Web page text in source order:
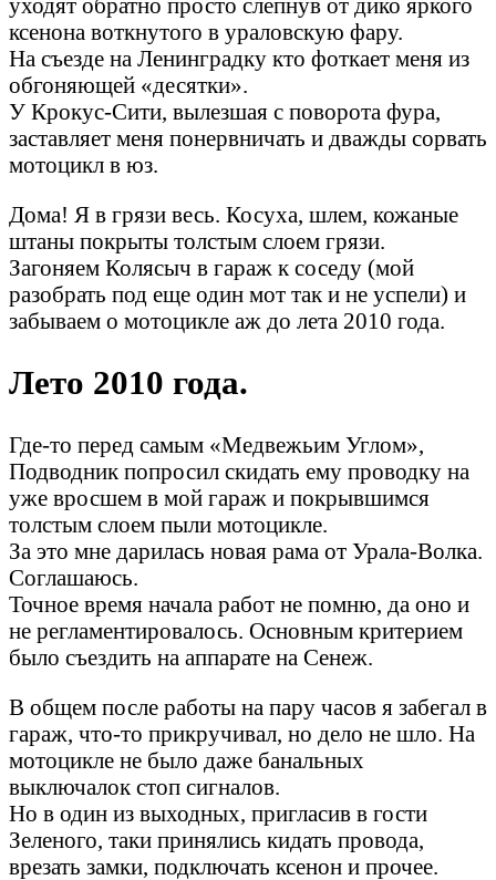
уходят обратно просто слепнув от дико яркого
ксенона воткнутого в ураловскую фару.
На съезде на Ленинградку кто фоткает меня из
обгоняющей «десятки».
У Крокус-Сити, вылезшая с поворота фура,
заставляет меня понервничать и дважды сорвать
мотоцикл в юз.
Дома! Я в грязи весь. Косуха, шлем, кожаные
штаны покрыты толстым слоем грязи.
Загоняем Колясыч в гараж к соседу (мой
разобрать под еще один мот так и не успели) и
забываем о мотоцикле аж до лета 2010 года.
Лето 2010 года.
Где-то перед самым «Медвежьим Углом»,
Подводник попросил скидать ему проводку на
уже вросшем в мой гараж и покрывшимся
толстым слоем пыли мотоцикле.
За это мне дарилась новая рама от Урала-Волка.
Соглашаюсь.
Точное время начала работ не помню, да оно и
не регламентировалось. Основным критерием
было съездить на аппарате на Сенеж.
В общем после работы на пару часов я забегал в
гараж, что-то прикручивал, но дело не шло. На
мотоцикле не было даже банальных
выключалок стоп сигналов.
Но в один из выходных, пригласив в гости
Зеленого, таки принялись кидать провода,
врезать замки, подключать ксенон и прочее.